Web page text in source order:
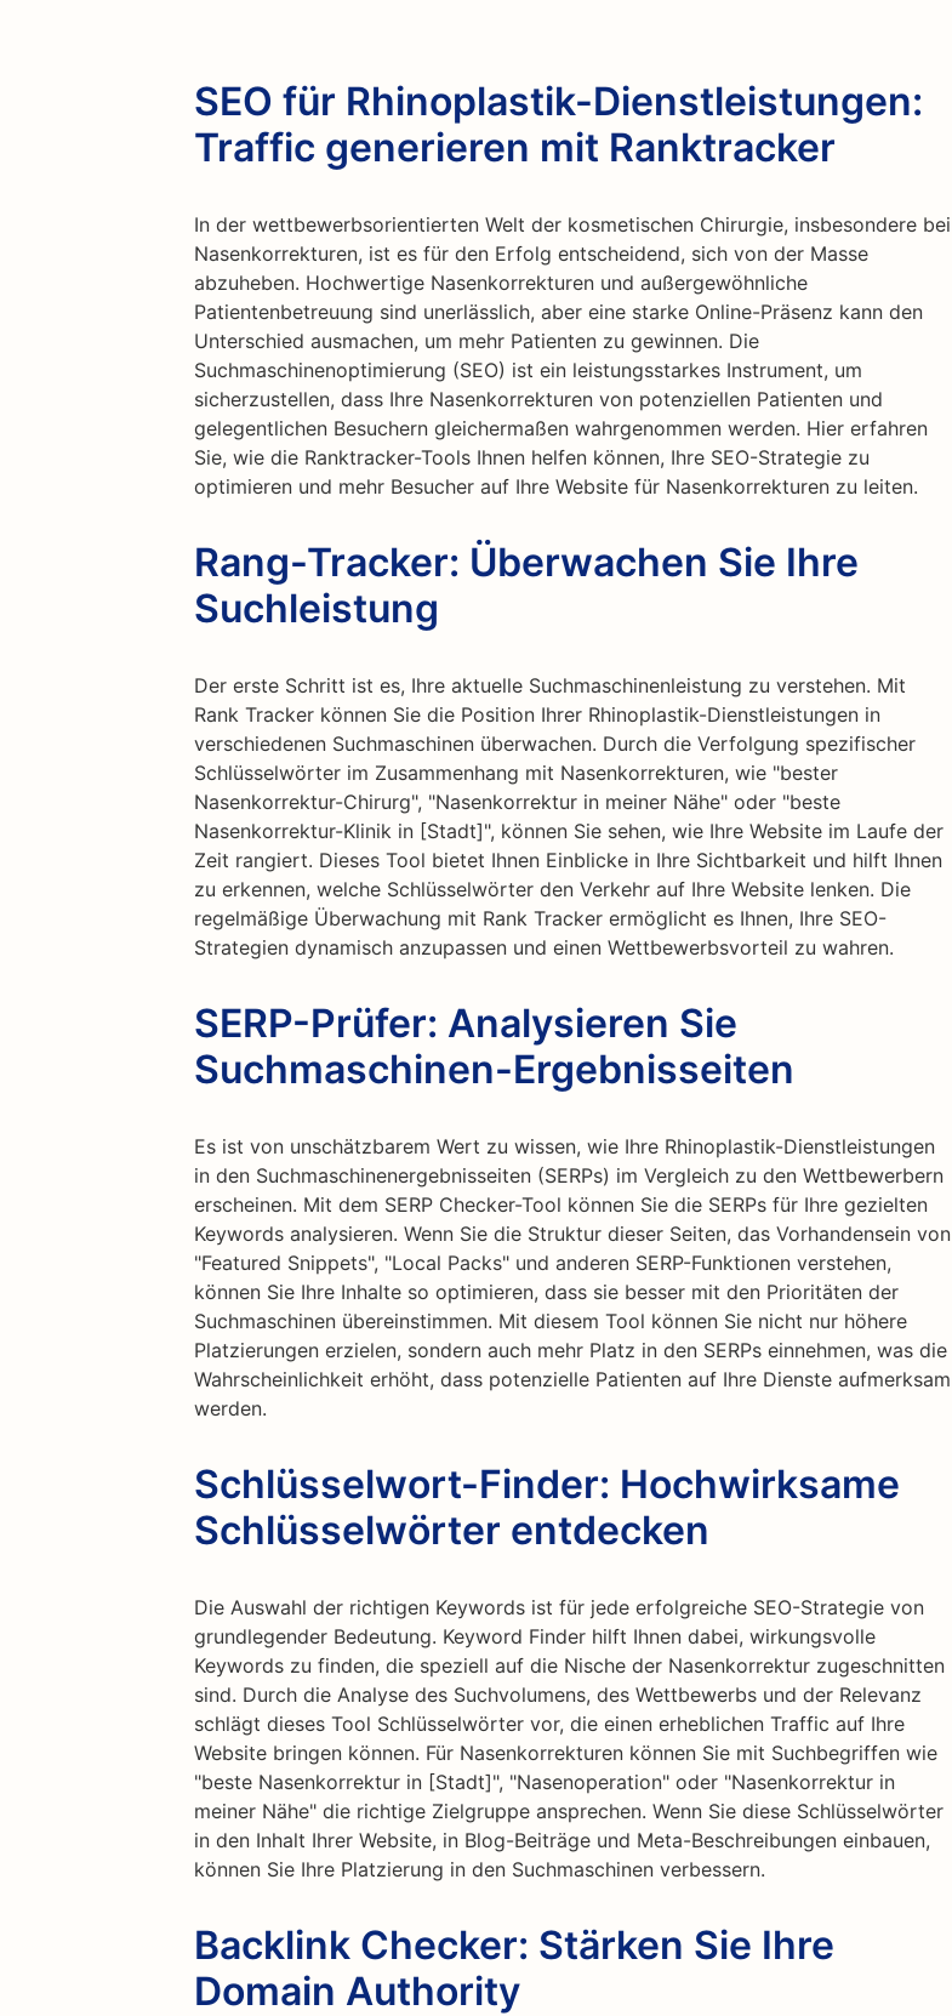
SEO für Rhinoplastik-Dienstleistungen:
Traffic generieren mit Ranktracker
In der wettbewerbsorientierten Welt der kosmetischen Chirurgie, insbesondere bei
Nasenkorrekturen, ist es für den Erfolg entscheidend, sich von der Masse
abzuheben. Hochwertige Nasenkorrekturen und außergewöhnliche
Patientenbetreuung sind unerlässlich, aber eine starke Online-Präsenz kann den
Unterschied ausmachen, um mehr Patienten zu gewinnen. Die
Suchmaschinenoptimierung (SEO) ist ein leistungsstarkes Instrument, um
sicherzustellen, dass Ihre Nasenkorrekturen von potenziellen Patienten und
gelegentlichen Besuchern gleichermaßen wahrgenommen werden. Hier erfahren
Sie, wie die Ranktracker-Tools Ihnen helfen können, Ihre SEO-Strategie zu
optimieren und mehr Besucher auf Ihre Website für Nasenkorrekturen zu leiten.
Rang-Tracker: Überwachen Sie Ihre
Suchleistung
Der erste Schritt ist es, Ihre aktuelle Suchmaschinenleistung zu verstehen. Mit
Rank Tracker können Sie die Position Ihrer Rhinoplastik-Dienstleistungen in
verschiedenen Suchmaschinen überwachen. Durch die Verfolgung spezifischer
Schlüsselwörter im Zusammenhang mit Nasenkorrekturen, wie "bester
Nasenkorrektur-Chirurg", "Nasenkorrektur in meiner Nähe" oder "beste
Nasenkorrektur-Klinik in [Stadt]", können Sie sehen, wie Ihre Website im Laufe der
Zeit rangiert. Dieses Tool bietet Ihnen Einblicke in Ihre Sichtbarkeit und hilft Ihnen
zu erkennen, welche Schlüsselwörter den Verkehr auf Ihre Website lenken. Die
regelmäßige Überwachung mit Rank Tracker ermöglicht es Ihnen, Ihre SEO-
Strategien dynamisch anzupassen und einen Wettbewerbsvorteil zu wahren.
SERP-Prüfer: Analysieren Sie
Suchmaschinen-Ergebnisseiten
Es ist von unschätzbarem Wert zu wissen, wie Ihre Rhinoplastik-Dienstleistungen
in den Suchmaschinenergebnisseiten (SERPs) im Vergleich zu den Wettbewerbern
erscheinen. Mit dem SERP Checker-Tool können Sie die SERPs für Ihre gezielten
Keywords analysieren. Wenn Sie die Struktur dieser Seiten, das Vorhandensein von
"Featured Snippets", "Local Packs" und anderen SERP-Funktionen verstehen,
können Sie Ihre Inhalte so optimieren, dass sie besser mit den Prioritäten der
Suchmaschinen übereinstimmen. Mit diesem Tool können Sie nicht nur höhere
Platzierungen erzielen, sondern auch mehr Platz in den SERPs einnehmen, was die
Wahrscheinlichkeit erhöht, dass potenzielle Patienten auf Ihre Dienste aufmerksam
werden.
Schlüsselwort-Finder: Hochwirksame
Schlüsselwörter entdecken
Die Auswahl der richtigen Keywords ist für jede erfolgreiche SEO-Strategie von
grundlegender Bedeutung. Keyword Finder hilft Ihnen dabei, wirkungsvolle
Keywords zu finden, die speziell auf die Nische der Nasenkorrektur zugeschnitten
sind. Durch die Analyse des Suchvolumens, des Wettbewerbs und der Relevanz
schlägt dieses Tool Schlüsselwörter vor, die einen erheblichen Traffic auf Ihre
Website bringen können. Für Nasenkorrekturen können Sie mit Suchbegriffen wie
"beste Nasenkorrektur in [Stadt]", "Nasenoperation" oder "Nasenkorrektur in
meiner Nähe" die richtige Zielgruppe ansprechen. Wenn Sie diese Schlüsselwörter
in den Inhalt Ihrer Website, in Blog-Beiträge und Meta-Beschreibungen einbauen,
können Sie Ihre Platzierung in den Suchmaschinen verbessern.
Backlink Checker: Stärken Sie Ihre
Domain Authority